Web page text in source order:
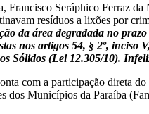
Francisco Seráphico Ferraz
resíduos a lixões por
da área degradada no
nos artigos 54, § 2º,
Sólidos (Lei 12.305/10).
com a participação direta
dos Municípios da Paraíba